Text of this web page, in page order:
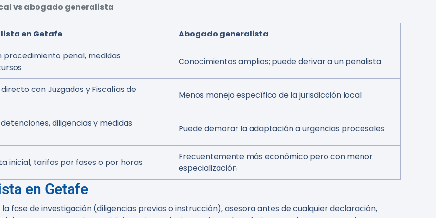
vs abogado generalista
en Getafe
Abogado generalista
procedimiento penal, medidas
Conocimientos amplios; puede derivar a un penalista
con Juzgados y Fiscalías de
Menos manejo específico de la jurisdicción local
diligencias y medidas
Puede demorar la adaptación a urgencias procesales
inicial, tarifas por fases o por horas
Frecuentemente más económico pero con menor
especialización
en Getafe
fase de investigación (diligencias previas o instrucción), asesora antes de cualquier declaración,